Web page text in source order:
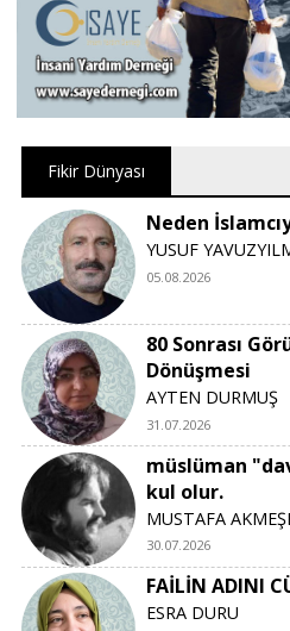
Fikir Dünyası
Neden
YUSUF
05.08.2026
80 Sonrası
Dönüşmesi
AYTEN DURMUŞ
31.07.2026
müslüman
kul olur.
MUSTAFA
30.07.2026
FAİLİN ADINI
ESRA DURU